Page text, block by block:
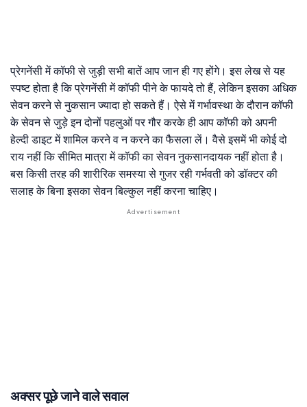
प्रेगनेंसी में कॉफी से जुड़ी सभी बातें आप जान ही गए होंगे। इस लेख से यह
स्पष्ट होता है कि प्रेगनेंसी में कॉफी पीने के फायदे तो हैं, लेकिन इसका अधिक
सेवन करने से नुकसान ज्यादा हो सकते हैं। ऐसे में गर्भावस्था के दौरान कॉफी
के सेवन से जुड़े इन दोनों पहलुओं पर गौर करके ही आप कॉफी को अपनी
हेल्दी डाइट में शामिल करने व न करने का फैसला लें। वैसे इसमें भी कोई दो
राय नहीं कि सीमित मात्रा में कॉफी का सेवन नुकसानदायक नहीं होता है।
बस किसी तरह की शारीरिक समस्या से गुजर रही गर्भवती को डॉक्टर की
सलाह के बिना इसका सेवन बिल्कुल नहीं करना चाहिए।
अक्सर पूछे जाने वाले सवाल